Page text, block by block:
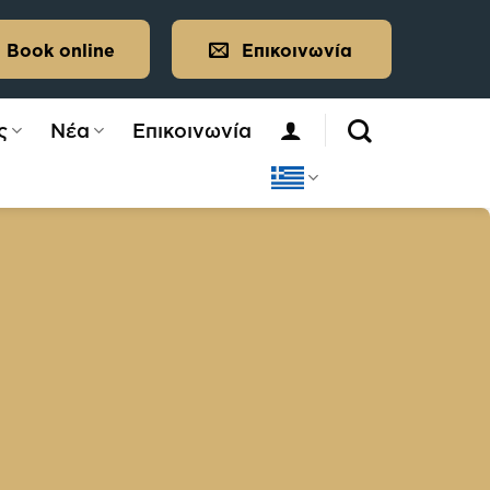
Book online Επικοινωνία
Νέα Επικοινωνία